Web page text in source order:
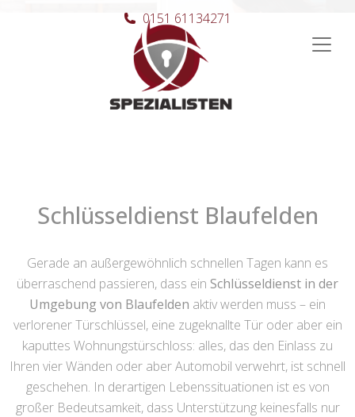
Hauptnavigation
0151 61134271
Schlüsseldienst Blaufelden
Gerade an außergewöhnlich schnellen Tagen kann es
überraschend passieren, dass ein Schlüsseldienst in der
Umgebung von Blaufelden aktiv werden muss – ein
verlorener Türschlüssel, eine zugeknallte Tür oder aber ein
kaputtes Wohnungstürschloss: alles, das den Einlass zu
Ihren vier Wänden oder aber Automobil verwehrt, ist schnell
geschehen. In derartigen Lebenssituationen ist es von
großer Bedeutsamkeit, dass Unterstützung keinesfalls nur